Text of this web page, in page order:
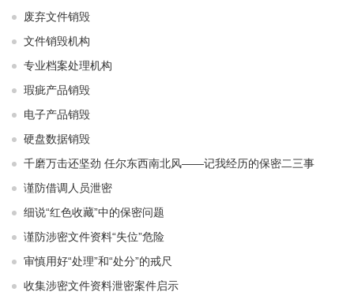
废弃文件销毁
文件销毁机构
专业档案处理机构
瑕疵产品销毁
电子产品销毁
硬盘数据销毁
千磨万击还坚劲 任尔东西南北风——记我经历的保密二三事
谨防借调人员泄密
细说“红色收藏”中的保密问题
谨防涉密文件资料“失位”危险
审慎用好“处理”和“处分”的戒尺
收集涉密文件资料泄密案件启示